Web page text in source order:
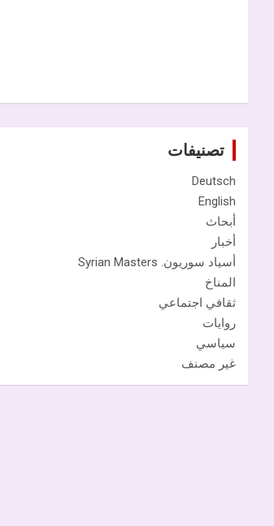
تصنيفات
Deutsch
English
أبحاث
أخبار
أسياد سوريون. Syrian Masters
المناخ
ثقافي اجتماعي
روايات
سياسي
غير مصنف